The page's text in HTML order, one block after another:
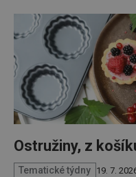
Ostružiny, z
Tematické týdny 19. 7.